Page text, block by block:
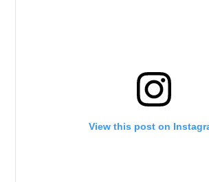
View this post on